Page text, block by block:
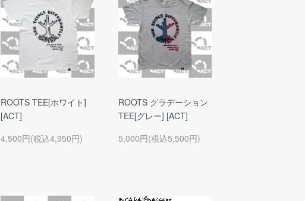
ROOTS TEE[ホワイト]
[ACT]
4,500円(税込4,950円)
ROOTS グラデーション
TEE[グレー] [ACT]
5,000円(税込5,500円)